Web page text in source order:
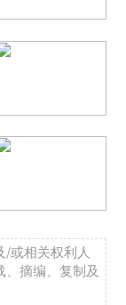
/或相关权利人
摘编、复制及